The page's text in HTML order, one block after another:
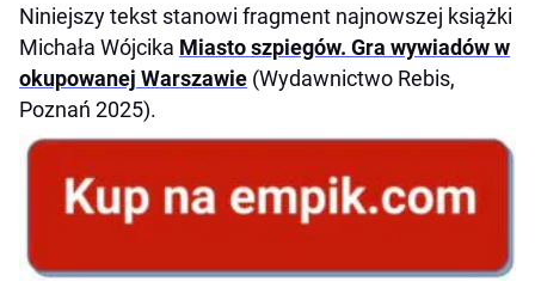
Niniejszy tekst stanowi fragment najnowszej książki
Michała Wójcika Miasto szpiegów. Gra wywiadów w
okupowanej Warszawie (Wydawnictwo Rebis,
Poznań 2025).